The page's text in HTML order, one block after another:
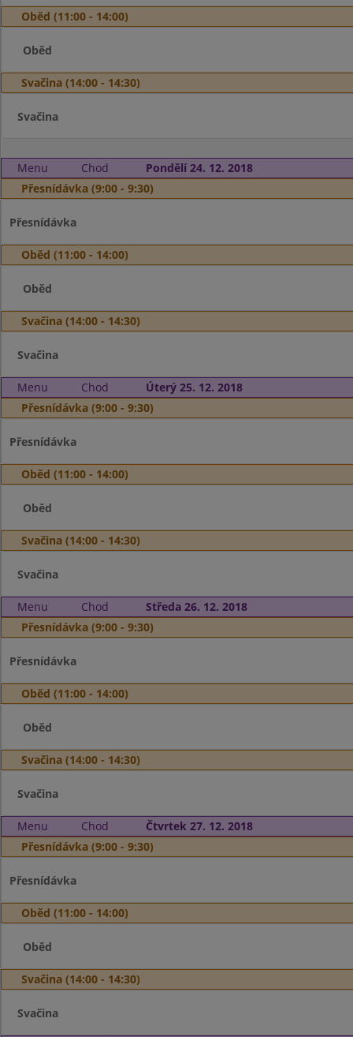
Oběd (11:00 - 14:00)
Oběd
Svačina (14:00 - 14:30)
Svačina
Menu Chod
Pondělí 24. 12. 2018
Přesnídávka (9:00 - 9:30)
Přesnídávka
Oběd (11:00 - 14:00)
Oběd
Svačina (14:00 - 14:30)
Svačina
Menu Chod
Úterý 25. 12. 2018
Přesnídávka (9:00 - 9:30)
Přesnídávka
Oběd (11:00 - 14:00)
Oběd
Svačina (14:00 - 14:30)
Svačina
Menu Chod
Středa 26. 12. 2018
Přesnídávka (9:00 - 9:30)
Přesnídávka
Oběd (11:00 - 14:00)
Oběd
Svačina (14:00 - 14:30)
Svačina
Menu Chod
Čtvrtek 27. 12. 2018
Přesnídávka (9:00 - 9:30)
Přesnídávka
Oběd (11:00 - 14:00)
Oběd
Svačina (14:00 - 14:30)
Svačina